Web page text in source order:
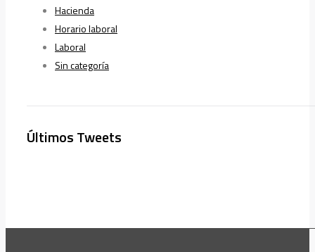
Hacienda
Horario laboral
Laboral
Sin categoría
Últimos Tweets